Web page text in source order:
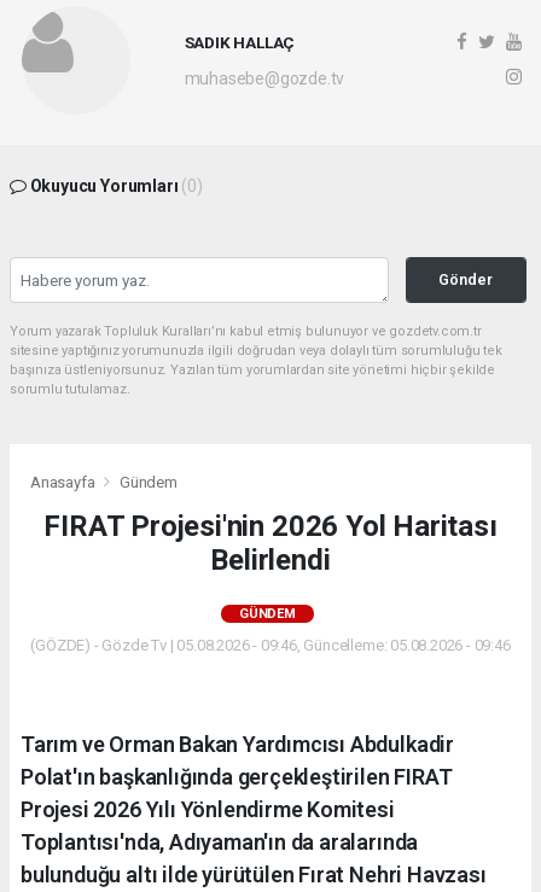
SADIK HALLAÇ
muhasebe@gozde.tv
Okuyucu Yorumları (0)
Gönder
Yorum yazarak Topluluk Kuralları’nı kabul etmiş bulunuyor ve gozdetv.com.tr
sitesine yaptığınız yorumunuzla ilgili doğrudan veya dolaylı tüm sorumluluğu tek
başınıza üstleniyorsunuz. Yazılan tüm yorumlardan site yönetimi hiçbir şekilde
sorumlu tutulamaz.
Anasayfa Gündem
FIRAT Projesi'nin 2026 Yol Haritası
Belirlendi
GÜNDEM
(GÖZDE) - Gözde Tv | 05.08.2026 - 09:46, Güncelleme: 05.08.2026 - 09:46
Tarım ve Orman Bakan Yardımcısı Abdulkadir
Polat'ın başkanlığında gerçekleştirilen FIRAT
Projesi 2026 Yılı Yönlendirme Komitesi
Toplantısı'nda, Adıyaman'ın da aralarında
bulunduğu altı ilde yürütülen Fırat Nehri Havzası